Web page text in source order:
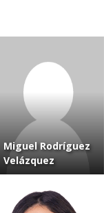
Miguel Rodríguez
Velázquez